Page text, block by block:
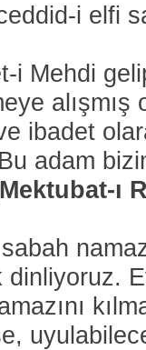
i elfi
i Mehdi
alışmış
ibadet
adam
Mektubat-ı
dinliyoruz.